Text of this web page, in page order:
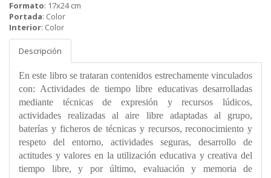
Formato: 17x24 cm
Portada: Color
Interior: Color
Descripción
En este libro se trataran contenidos estrechamente vinculados
con: Actividades de tiempo libre educativas desarrolladas
mediante técnicas de expresión y recursos lúdicos,
actividades realizadas al aire libre adaptadas al grupo,
baterías y ficheros de técnicas y recursos, reconocimiento y
respeto del entorno, actividades seguras, desarrollo de
actitudes y valores en la utilización educativa y creativa del
tiempo libre, y por último, evaluación y memoria de